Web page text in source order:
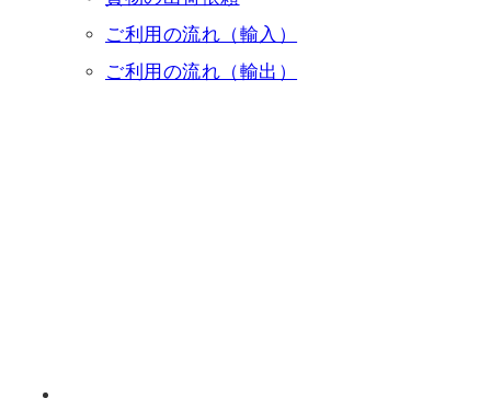
ご利用の流れ（輸入）
ご利用の流れ（輸出）